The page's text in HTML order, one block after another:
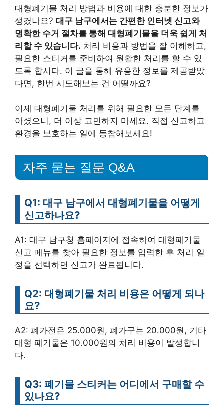
대형폐기물 처리 방법과 비용에 대한 충분한 정보가
생겼나요? 대구 남구에서는 간편한 인터넷 신고와
명확한 수거 절차를 통해 대형폐기물을 더욱 쉽게 처
리할 수 있습니다. 처리 비용과 방법을 잘 이해하고,
필요한 스티커를 준비하여 원활한 처리를 할 수 있
도록 합시다. 이 글을 통해 유용한 정보를 제공받았
다면, 한번 시도해보는 건 어떨까요?
이제 대형폐기물 처리를 위해 필요한 모든 단계를
아셨으니, 더 이상 고민하지 마세요. 직접 신고하고
환경을 보호하는 일에 동참해보세요!
자주 묻는 질문 Q&A
Q1: 대구 남구에서 대형폐기물을 어떻게
신고하나요?
A1: 대구 남구청 홈페이지에 접속하여 대형폐기물
신고 메뉴를 찾아 필요한 정보를 입력한 후 처리 일
정을 선택하면 신고가 완료됩니다.
Q2: 대형폐기물 처리 비용은 어떻게 되나
요?
A2: 폐가전은 25.000원, 폐가구는 20.000원, 기타
대형 폐기물은 10.000원의 처리 비용이 발생합니
다.
Q3: 폐기물 스티커는 어디에서 구매할 수
있나요?